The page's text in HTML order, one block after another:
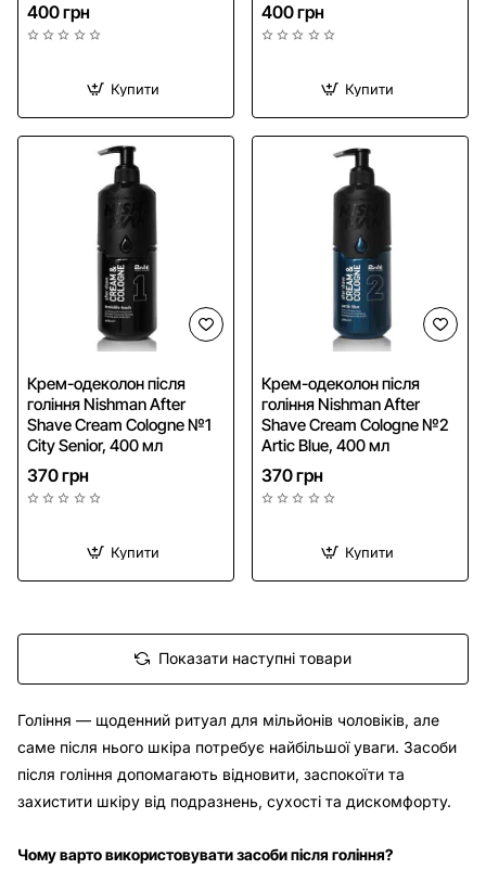
Гоління — щоденний ритуал для мільйонів чоловіків, але
саме після нього шкіра потребує найбільшої уваги. Засоби
після гоління допомагають відновити, заспокоїти та
захистити шкіру від подразнень, сухості та дискомфорту.
Чому варто використовувати засоби після гоління?
400 грн
Купити
400 грн
Купити
Крем-одеколон після
гоління Nishman After
Shave Cream Cologne №1
City Senior, 400 мл
370 грн
Купити
Крем-одеколон після
гоління Nishman After
Shave Cream Cologne №2
Artic Blue, 400 мл
370 грн
Купити
Показати наступні товари